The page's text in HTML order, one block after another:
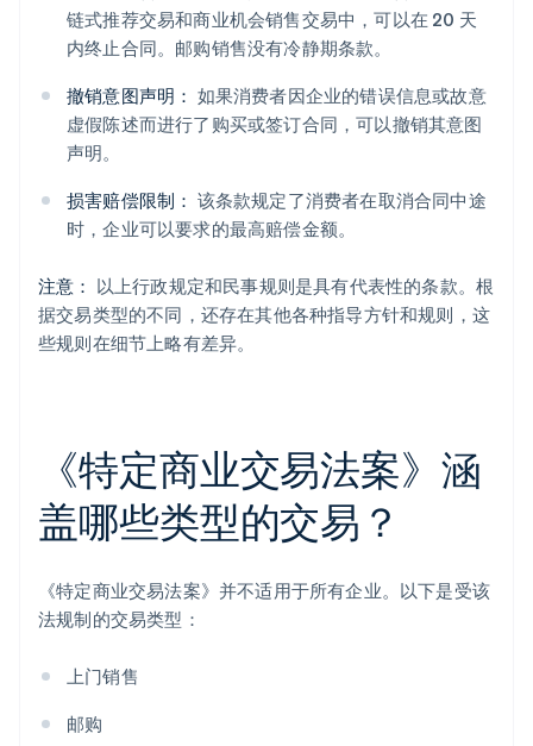
链式推荐交易和商业机会销售交易中，可以在 20 天
内终止合同。邮购销售没有冷静期条款。
撤销意图声明： 如果消费者因企业的错误信息或故意
虚假陈述而进行了购买或签订合同，可以撤销其意图
声明。
损害赔偿限制： 该条款规定了消费者在取消合同中途
时，企业可以要求的最高赔偿金额。
注意： 以上行政规定和民事规则是具有代表性的条款。根
据交易类型的不同，还存在其他各种指导方针和规则，这
些规则在细节上略有差异。
《特定商业交易法案》涵
盖哪些类型的交易？
《特定商业交易法案》并不适用于所有企业。以下是受该
法规制的交易类型：
上门销售
邮购